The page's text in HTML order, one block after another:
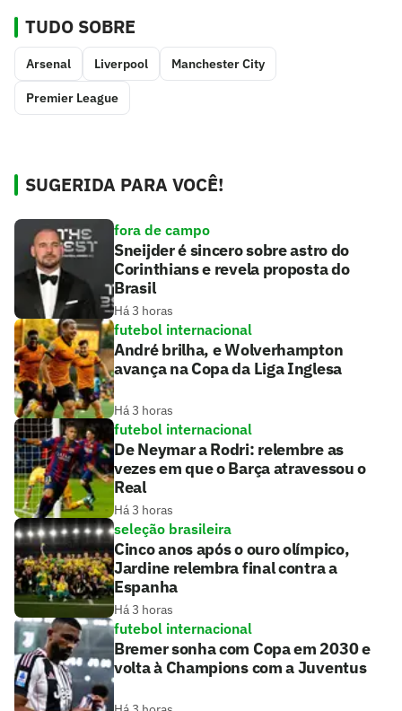
TUDO SOBRE
Arsenal Liverpool Manchester City
Premier League
SUGERIDA PARA VOCÊ!
fora de campo
Sneijder é sincero sobre astro do
Corinthians e revela proposta do
Brasil
Há 3 horas
futebol internacional
André brilha, e Wolverhampton
avança na Copa da Liga Inglesa
Há 3 horas
futebol internacional
De Neymar a Rodri: relembre as
vezes em que o Barça atravessou o
Real
Há 3 horas
seleção brasileira
Cinco anos após o ouro olímpico,
Jardine relembra final contra a
Espanha
Há 3 horas
futebol internacional
Bremer sonha com Copa em 2030 e
volta à Champions com a Juventus